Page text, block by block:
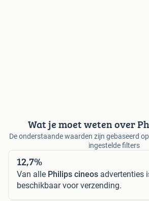
Wat je moet weten over
De onderstaande waarden zijn gebaseerd
ingestelde filters
12,7%
Van alle Philips cineos advertenties
beschikbaar voor verzending.